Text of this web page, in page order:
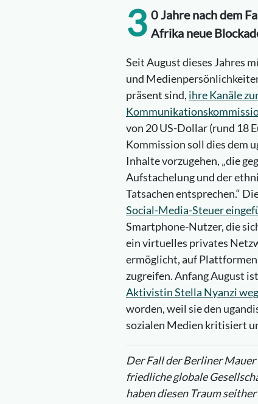
3 0 Jahre nach dem
Afrika neue
Seit August dieses Jahres
und
präsent sind, ihre Kanäle
von 20 US-Dollar (rund 18
Kommission soll dies dem
Inhalte vorzugehen, „die
Aufstachelung und der
Tatsachen entsprechen.“
Social-Media-Steuer
Smartphone-Nutzer, die
ein virtuelles privates
ermöglicht, auf
zugreifen. Anfang August
Aktivistin Stella Nyanzi
worden, weil sie den
sozialen Medien kritisiert
Der Fall der Berliner
friedliche globale
haben diesen Traum